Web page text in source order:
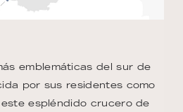
emblemáticas del sur de
por sus residentes como
espléndido crucero de